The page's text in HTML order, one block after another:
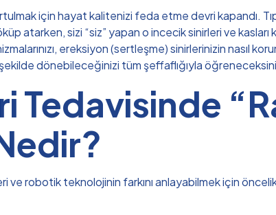
için hayat kalitenizi feda etme devri kapandı.
atarken, sizi “siz” yapan o incecik sinirleri ve kasları
ereksiyon (sertleşme) sinirlerinizin nasıl
dönebileceğinizi tüm şeffaflığıyla
Tedavisinde
robotik teknolojinin farkını anlayabilmek için